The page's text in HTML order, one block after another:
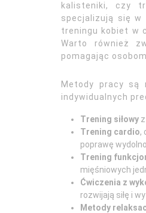
kalisteniki, czy
specjalizują się w
treningu kobiet w
Warto również
pomagając
Metody pracy są
indywidualnych
Trening siłowy
Trening cardio,
poprawę
Trening
mięśniowych
Ćwiczenia z
rozwijają siłę i
Metody